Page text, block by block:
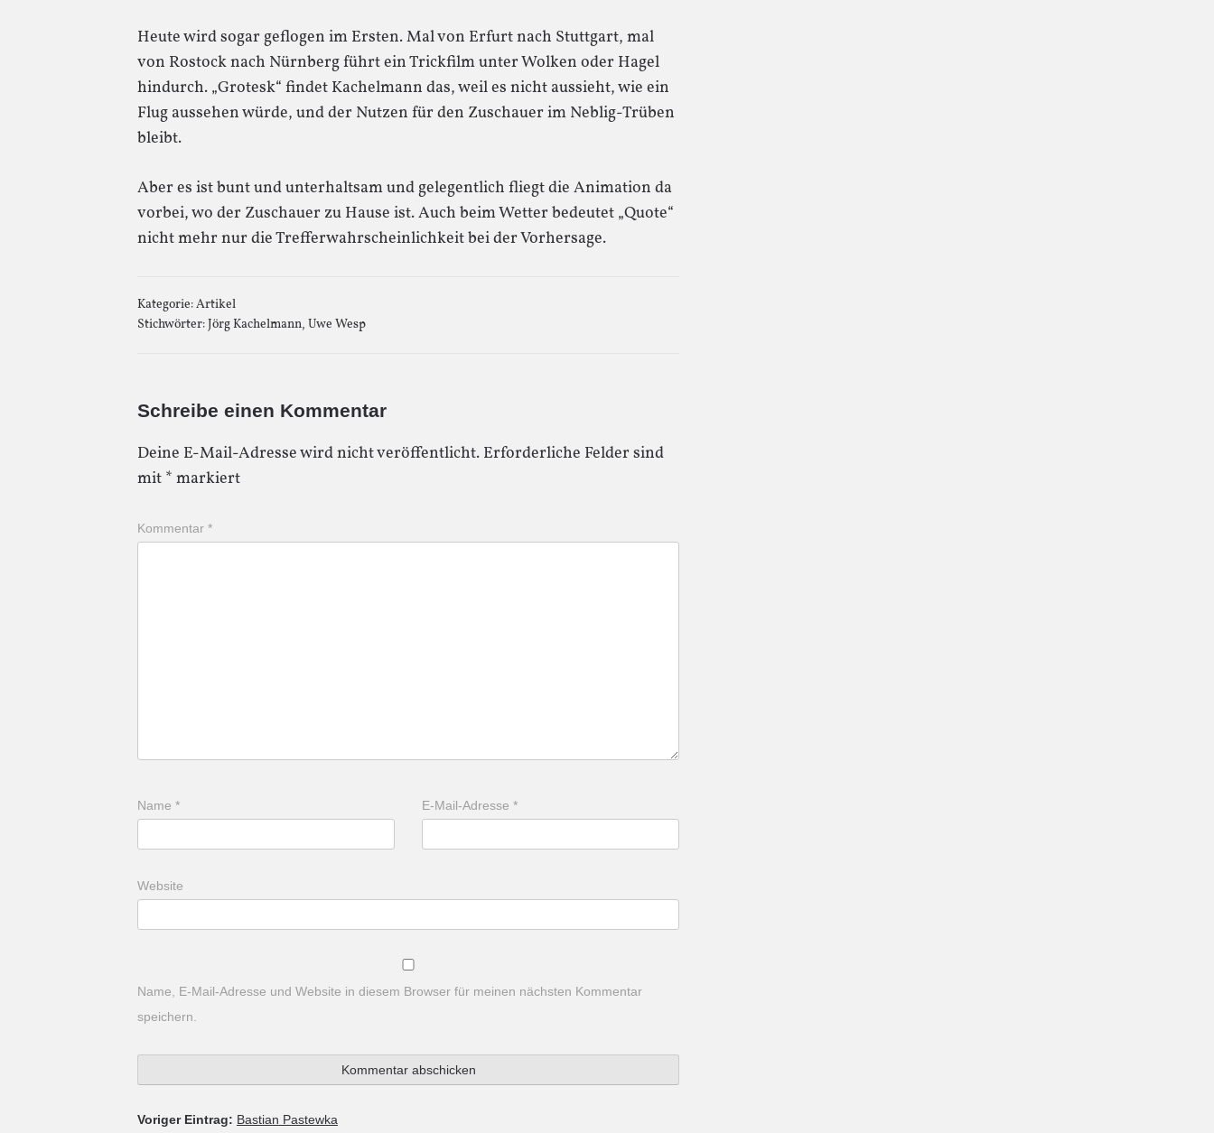
Heute wird sogar geflogen im Ersten. Mal von Erfurt nach Stuttgart, mal
von Rostock nach Nürnberg führt ein Trickfilm unter Wolken oder Hagel
hindurch. „Grotesk“ findet Kachelmann das, weil es nicht aussieht, wie ein
Flug aussehen würde, und der Nutzen für den Zuschauer im Neblig-Trüben
bleibt.
Aber es ist bunt und unterhaltsam und gelegentlich fliegt die Animation da
vorbei, wo der Zuschauer zu Hause ist. Auch beim Wetter bedeutet „Quote“
nicht mehr nur die Trefferwahrscheinlichkeit bei der Vorhersage.
Kategorie:Artikel
Stichwörter:Jörg Kachelmann, Uwe Wesp
Schreibe einen Kommentar
Deine E-Mail-Adresse wird nicht veröffentlicht. Erforderliche Felder sind
mit * markiert
Kommentar *
Name * E-Mail-Adresse *
Website
Name, E-Mail-Adresse und Website in diesem Browser für meinen nächsten Kommentar
speichern.
Voriger Eintrag: Bastian Pastewka